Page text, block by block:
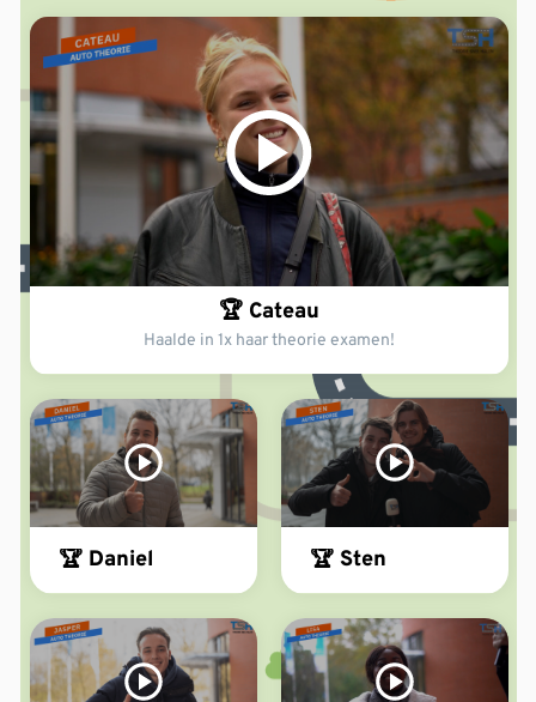
🏆 Cateau
Haalde in 1x haar theorie examen!
🏆 Daniel 🏆 Sten